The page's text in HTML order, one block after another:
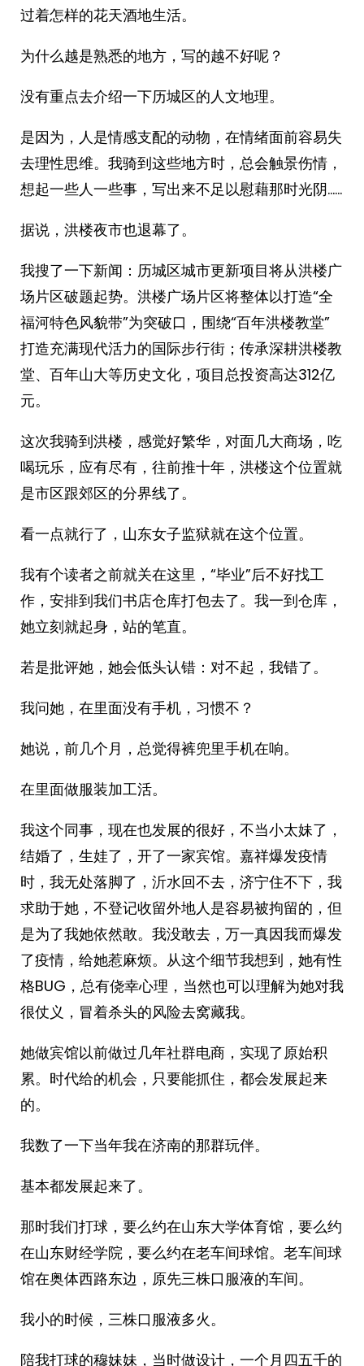
过着怎样的花天酒地生活。
为什么越是熟悉的地方，写的越不好呢？
没有重点去介绍一下历城区的人文地理。
是因为，人是情感支配的动物，在情绪面前容易失
去理性思维。我骑到这些地方时，总会触景伤情，
想起一些人一些事，写出来不足以慰藉那时光阴……
据说，洪楼夜市也退幕了。
我搜了一下新闻：历城区城市更新项目将从洪楼广
场片区破题起势。洪楼广场片区将整体以打造“全
福河特色风貌带”为突破口，围绕“百年洪楼教堂”
打造充满现代活力的国际步行街；传承深耕洪楼教
堂、百年山大等历史文化，项目总投资高达312亿
元。
这次我骑到洪楼，感觉好繁华，对面几大商场，吃
喝玩乐，应有尽有，往前推十年，洪楼这个位置就
是市区跟郊区的分界线了。
看一点就行了，山东女子监狱就在这个位置。
我有个读者之前就关在这里，“毕业”后不好找工
作，安排到我们书店仓库打包去了。我一到仓库，
她立刻就起身，站的笔直。
若是批评她，她会低头认错：对不起，我错了。
我问她，在里面没有手机，习惯不？
她说，前几个月，总觉得裤兜里手机在响。
在里面做服装加工活。
我这个同事，现在也发展的很好，不当小太妹了，
结婚了，生娃了，开了一家宾馆。嘉祥爆发疫情
时，我无处落脚了，沂水回不去，济宁住不下，我
求助于她，不登记收留外地人是容易被拘留的，但
是为了我她依然敢。我没敢去，万一真因我而爆发
了疫情，给她惹麻烦。从这个细节我想到，她有性
格BUG，总有侥幸心理，当然也可以理解为她对我
很仗义，冒着杀头的风险去窝藏我。
她做宾馆以前做过几年社群电商，实现了原始积
累。时代给的机会，只要能抓住，都会发展起来
的。
我数了一下当年我在济南的那群玩伴。
基本都发展起来了。
那时我们打球，要么约在山东大学体育馆，要么约
在山东财经学院，要么约在老车间球馆。老车间球
馆在奥体西路东边，原先三株口服液的车间。
我小的时候，三株口服液多火。
陪我打球的穆妹妹，当时做设计，一个月四五千的